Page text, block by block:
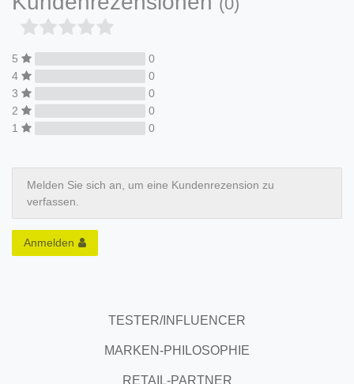
5
0
4
0
3
0
2
0
1
0
Melden Sie sich an, um eine Kundenrezension zu
verfassen.
Anmelden
TESTER/INFLUENCER
MARKEN-PHILOSOPHIE
RETAIL-PARTNER